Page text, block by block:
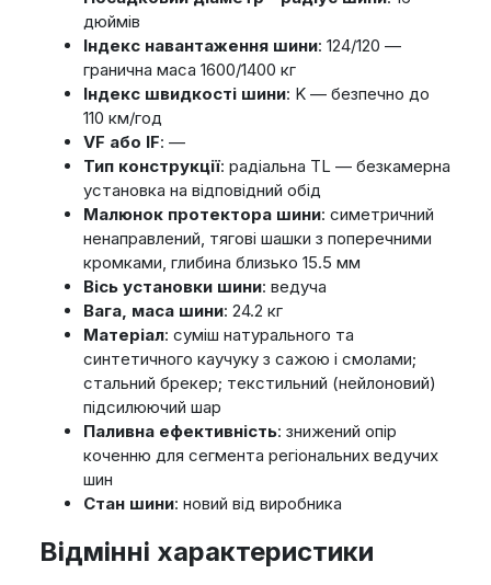
дюймів
Індекс навантаження шини: 124/120 —
гранична маса 1600/1400 кг
Індекс швидкості шини: K — безпечно до
110 км/год
VF або IF: —
Тип конструкції: радіальна TL — безкамерна
установка на відповідний обід
Малюнок протектора шини: симетричний
ненаправлений, тягові шашки з поперечними
кромками, глибина близько 15.5 мм
Вісь установки шини: ведуча
Вага, маса шини: 24.2 кг
Матеріал: суміш натурального та
синтетичного каучуку з сажою і смолами;
стальний брекер; текстильний (нейлоновий)
підсилюючий шар
Паливна ефективність: знижений опір
коченню для сегмента регіональних ведучих
шин
Стан шини: новий від виробника
Відмінні характеристики